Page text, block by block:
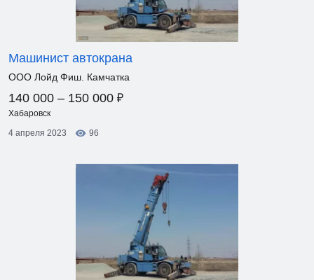
Машинист автокрана
ООО Лойд Фиш. Камчатка
140 000 – 150 000 ₽
Хабаровск
4 апреля 2023
96